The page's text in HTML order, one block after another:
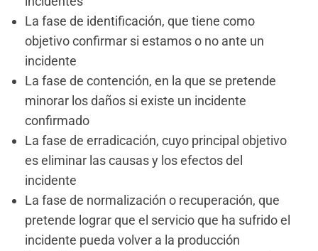
La fase de identificación, que tiene como
objetivo confirmar si estamos o no ante un
incidente
La fase de contención, en la que se pretende
minorar los daños si existe un incidente
confirmado
La fase de erradicación, cuyo principal objetivo
es eliminar las causas y los efectos del
incidente
La fase de normalización o recuperación, que
pretende lograr que el servicio que ha sufrido el
incidente pueda volver a la producción